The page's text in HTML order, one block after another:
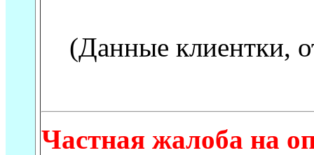
(Данные клиентки,
Частная жалоба на